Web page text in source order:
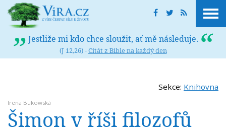
Jestliže mi kdo chce sloužit, ať mě následuje.
(J 12,26) -Citát z Bible na každý den
Sekce: Knihovna
Irena Bukowská
Šimon v říši filozofů